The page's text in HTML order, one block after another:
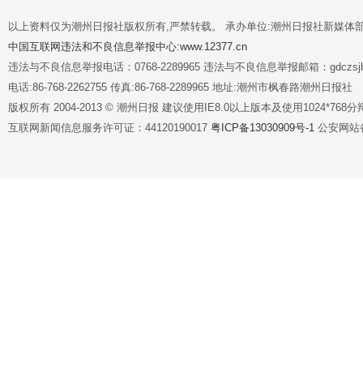
以上资料仅为潮州日报社版权所有,严禁转载。 承办单位:潮州日报社新媒体
中国互联网违法和不良信息举报中心:www.12377.cn
违法与不良信息举报电话：0768-2289965 违法与不良信息举报邮箱：
电话:86-768-2262755 传真:86-768-2289965 地址:潮州市枫春路潮州日报社
版权所有 2004-2013 © 潮州日报 建议使用IE8.0以上版本及使用1024*768分
互联网新闻信息服务许可证：44120190017 粤ICP备13030909号-1 公安网站